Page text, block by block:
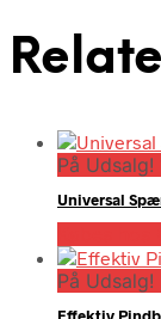
På Udsalg!
Universal
På Udsalg!
Effektiv